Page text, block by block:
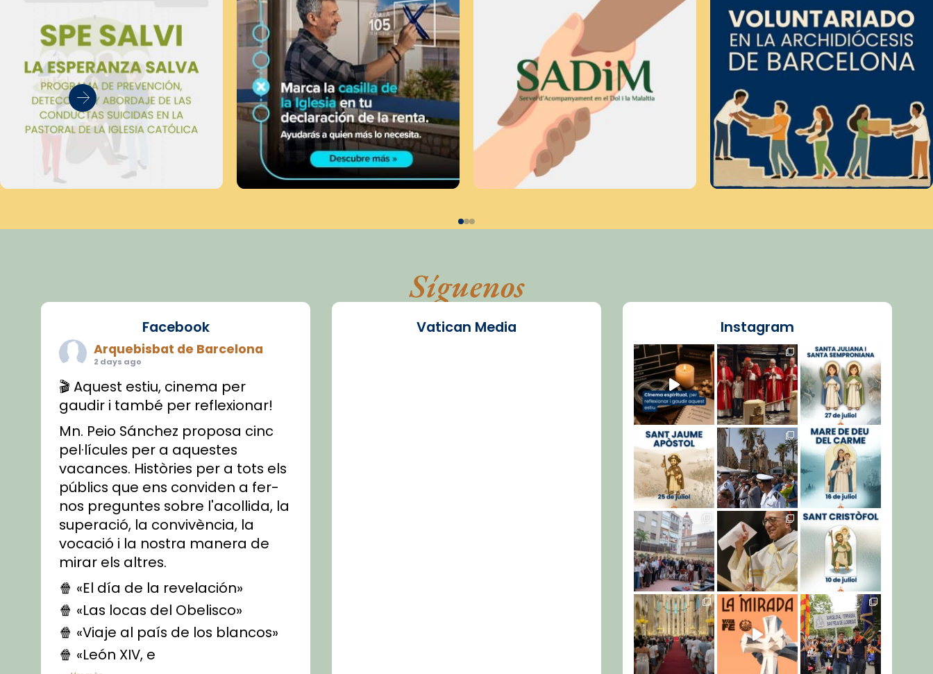
Síguenos
Facebook
Arquebisbat de Barcelona
2 days ago
🎬 Aquest estiu, cinema per
gaudir i també per reflexionar!
Mn. Peio Sánchez proposa cinc
pel·lícules per a aquestes
vacances. Històries per a tots els
públics que ens conviden a fer-
nos preguntes sobre l'acollida, la
superació, la convivència, la
vocació i la nostra manera de
mirar els altres.
🍿 «El día de la revelación»
🍿 «Las locas del Obelisco»
🍿 «Viaje al país de los blancos»
🍿 «León XIV, e
Vatican Media Instagram